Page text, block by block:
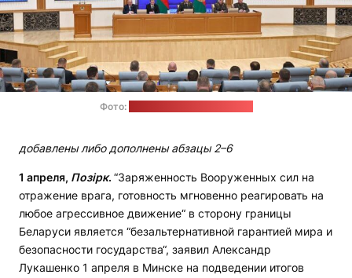
Фото:
добавлены либо дополнены абзацы 2–6
1 апреля, Позірк. “Заряженность Вооруженных сил на
отражение врага, готовность мгновенно реагировать на
любое агрессивное движение“ в сторону границы
Беларуси является “безальтернативной гарантией мира и
безопасности государства“, заявил Александр
Лукашенко 1 апреля в Минске на подведении итогов